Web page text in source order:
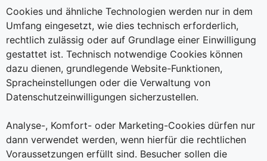
Cookies und ähnliche Technologien werden nur in dem
Umfang eingesetzt, wie dies technisch erforderlich,
rechtlich zulässig oder auf Grundlage einer Einwilligung
gestattet ist. Technisch notwendige Cookies können
dazu dienen, grundlegende Website-Funktionen,
Spracheinstellungen oder die Verwaltung von
Datenschutzeinwilligungen sicherzustellen.
Analyse-, Komfort- oder Marketing-Cookies dürfen nur
dann verwendet werden, wenn hierfür die rechtlichen
Voraussetzungen erfüllt sind. Besucher sollen die